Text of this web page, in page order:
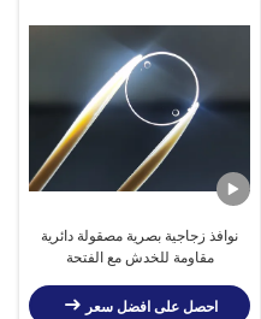
نوافذ زجاجية بصرية مصقولة دائرية
مقاومة للخدش مع الفتحة
احصل على افضل سعر